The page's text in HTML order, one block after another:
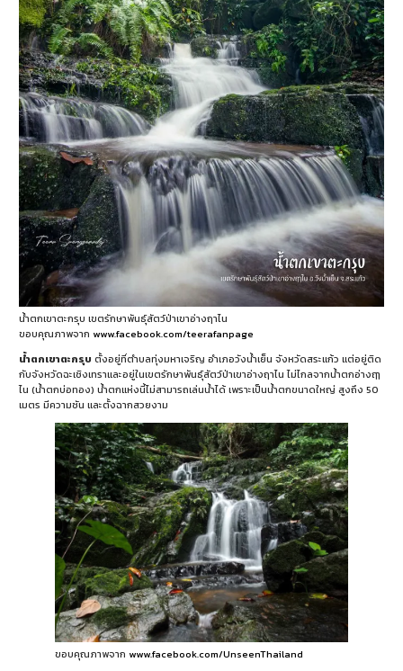
น้ำตกเขาตะกรุบ เขตรักษาพันธุ์สัตว์ป่าเขาอ่างฤาไน
ขอบคุณภาพจาก www.facebook.com/teerafanpage
น้ำตกเขาตะกรุบ ตั้งอยู่ที่ตำบลทุ่งมหาเจริญ อำเภอวังน้ำเย็น จังหวัดสระแก้ว แต่อยู่ติด
กับจังหวัดฉะเชิงเทราและอยู่ในเขตรักษาพันธุ์สัตว์ป่าเขาอ่างฤาไน ไม่ไกลจากน้ำตกอ่างฤๅ
ไน (น้ำตกบ่อทอง) น้ำตกแห่งนี้ไม่สามารถเล่นน้ำได้ เพราะเป็นน้ำตกขนาดใหญ่ สูงถึง 50
เมตร มีความชัน และตั้งฉากสวยงาม
ขอบคุณภาพจาก www.facebook.com/UnseenThailand